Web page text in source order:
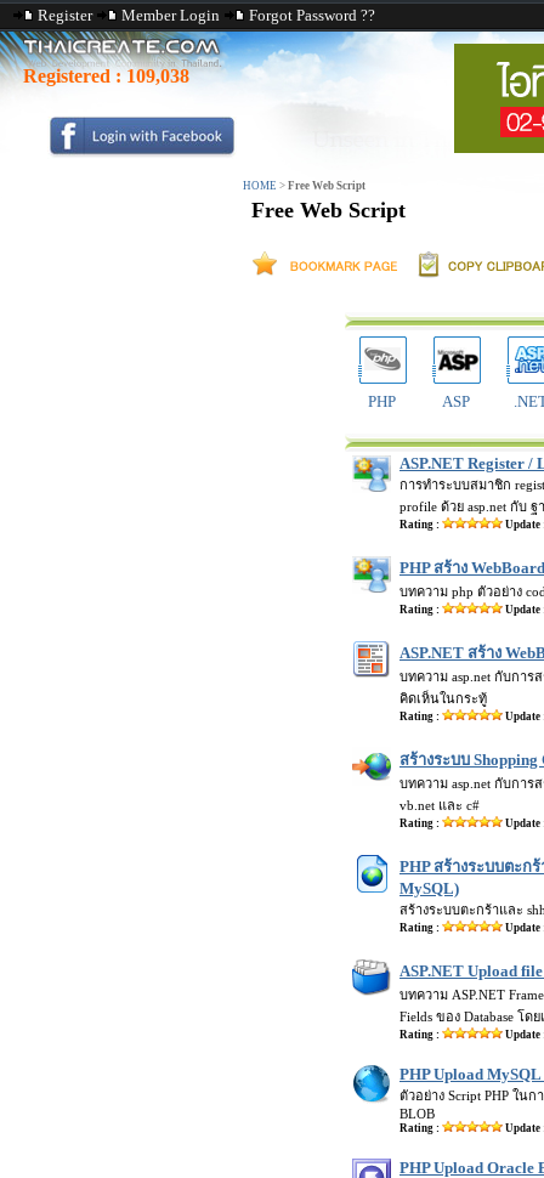
Register Member Login Forgot Password ??
Registered : 109,038
HOME > Free Web Script
Free Web Script
PHP ASP
ASP.NET Register /
การทำระบบสมาชิก
profile ด้วย asp.net กับ ฐ
Rating : Update
PHP สร้าง
บทความ php ตัวอย่าง
Rating : Update
ASP.NET สร้าง
บทความ asp.net กับการ
คิดเห็นในกระทู้
Rating : Update
สร้างระบบ Shopping
บทความ asp.net กับการ
vb.net และ c#
Rating : Update
PHP สร้างระบบตะก
MySQL)
สร้างระบบตะกร้าและ
Rating : Update
ASP.NET Upload
บทความ ASP.NET
Fields ของ Database โ
Rating : Update
PHP Upload
ตัวอย่าง Script PHP ใน
BLOB
Rating : Update
PHP Upload Oracle